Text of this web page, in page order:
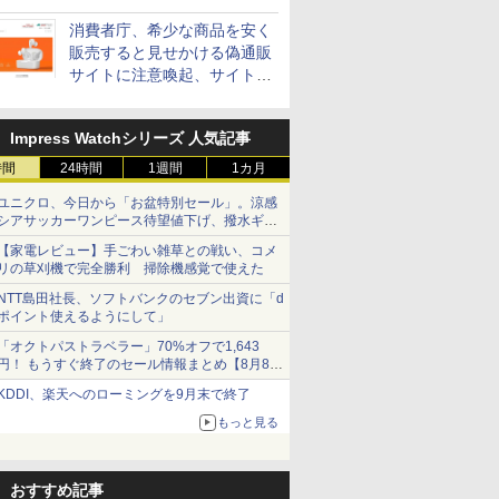
消費者庁、希少な商品を安く
販売すると見せかける偽通販
サイトに注意喚起、サイト名
Impress Watchシリーズ 人気記事
24時間 1週間 1カ月
ニクロ、今日から「お盆特別セール」。涼感
アサッカーワンピース待望値下げ、撥水ギア
ョーツは1990円に
家電レビュー】手ごわい雑草との戦い、コメ
の草刈機で完全勝利 掃除機感覚で使えた
島田社長、ソフトバンクのセブン出資に「d
イント使えるようにして」
オクトパストラベラー」70%オフで1,643
！ もうすぐ終了のセール情報まとめ【8月8日
新】
ンテンドーeショップでは「大神 絶景版」が
、楽天へのローミングを9月末で終了
もっと見る
おすすめ記事